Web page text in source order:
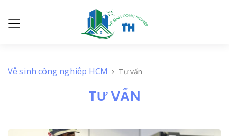
Vệ sinh công nghiệp HCM Tư vấn
TƯ VẤN